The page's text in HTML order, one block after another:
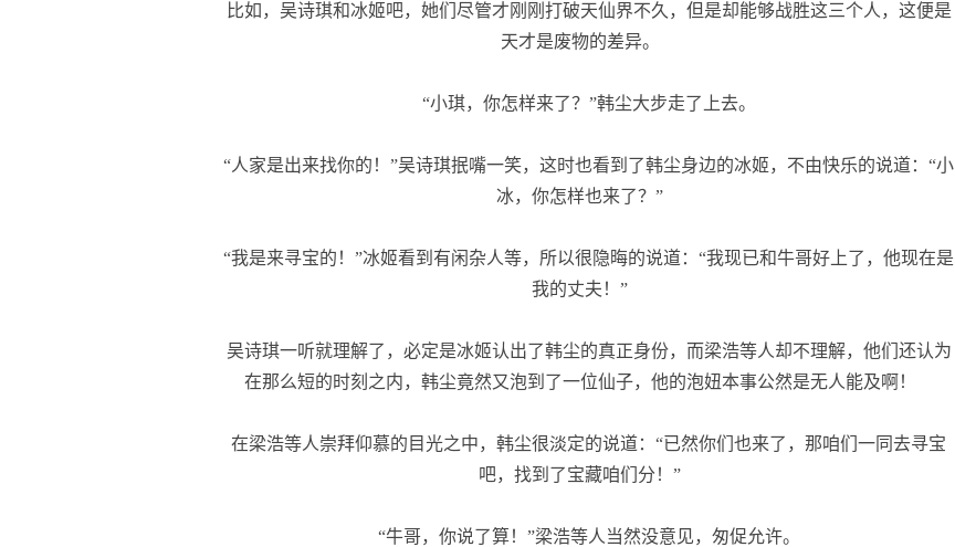
比如，吴诗琪和冰姬吧，她们尽管才刚刚打破天仙界不久，但是却能够战胜这三个人，这便是
天才是废物的差异。
“小琪，你怎样来了？”韩尘大步走了上去。
“人家是出来找你的！”吴诗琪抿嘴一笑，这时也看到了韩尘身边的冰姬，不由快乐的说道：“小
冰，你怎样也来了？”
“我是来寻宝的！”冰姬看到有闲杂人等，所以很隐晦的说道：“我现已和牛哥好上了，他现在是
我的丈夫！”
吴诗琪一听就理解了，必定是冰姬认出了韩尘的真正身份，而梁浩等人却不理解，他们还认为
在那么短的时刻之内，韩尘竟然又泡到了一位仙子，他的泡妞本事公然是无人能及啊！
在梁浩等人崇拜仰慕的目光之中，韩尘很淡定的说道：“已然你们也来了，那咱们一同去寻宝
吧，找到了宝藏咱们分！”
“牛哥，你说了算！”梁浩等人当然没意见，匆促允许。